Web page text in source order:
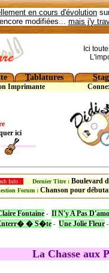
en cours d'évolution
modifiées... mais j'y
Ici
Tablatures S
Imprimante
ici
Info : Dernier Titre : Boulevard
Forum : Chanson pour
Fontaine - Il N'y A Pas
� S�te - Une Jolie Fleur
La Chasse aux